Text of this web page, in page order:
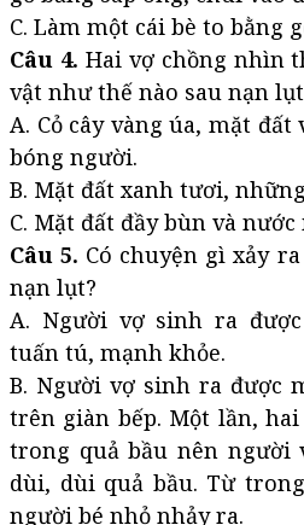
C. Làm một cái bè to bằng
Câu 4. Hai vợ chồng nhìn
vật như thế nào sau nạn
A. Cỏ cây vàng úa, mặt
bóng người.
B. Mặt đất xanh tươi,
C. Mặt đất đầy bùn và
Câu 5. Có chuyện gì xảy
nạn lụt?
A. Người vợ sinh ra
tuấn tú, mạnh khỏe.
B. Người vợ sinh ra được
trên giàn bếp. Một lần,
trong quả bầu nên người
dùi, dùi quả bầu. Từ
người bé nhỏ nhảy ra.